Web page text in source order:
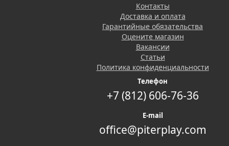
Контакты
Доставка и оплата
Гарантийные обязательства
Оцените магазин
Вакансии
Статьи
Политика конфиденциальности
Телефон
+7 (812) 606-76-36
E-mail
office@piterplay.com